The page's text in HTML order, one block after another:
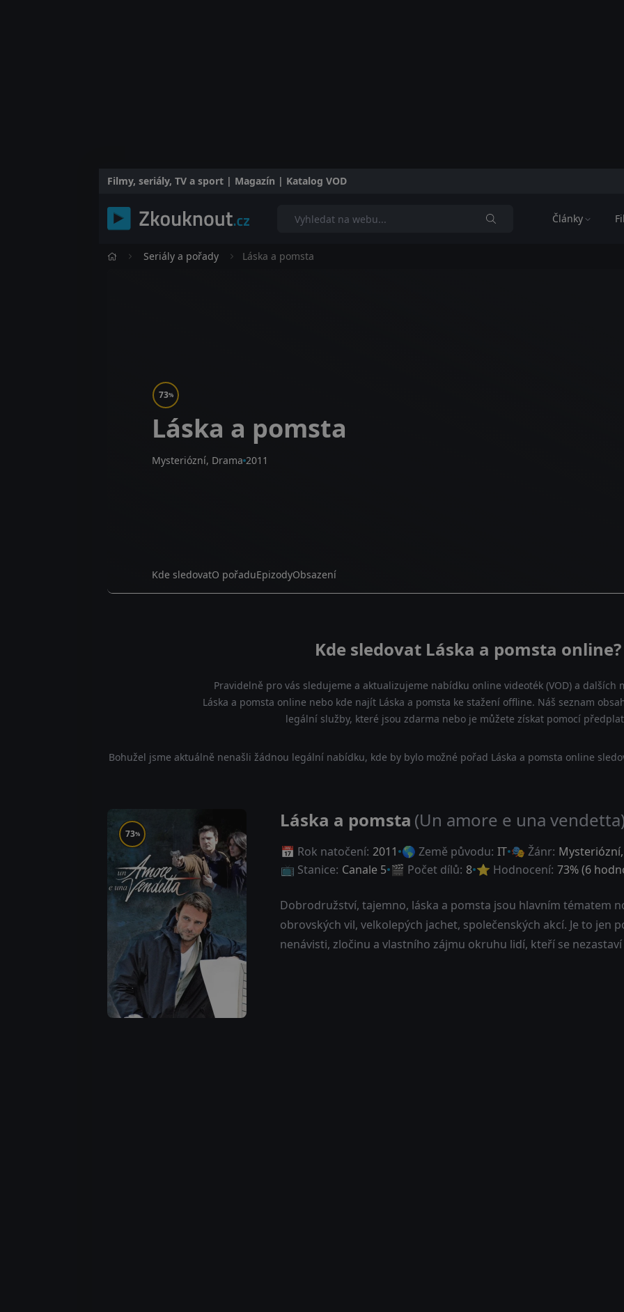
Filmy, seriály, TV a sport | Magazín | Katalog VOD
Články
Seriály a pořady Láska a pomsta
73%
Láska a pomsta
Mysteriózní, Drama 2011
Kde sledovatO pořaduEpizodyObsazení
Kde sledovat Láska a pomsta online?
Pravidelně pro vás sledujeme a aktualizujeme nabídku online videoték (VOD) a dalších
Láska a pomsta online nebo kde najít Láska a pomsta ke stažení offline. Náš seznam
legální služby, které jsou zdarma nebo je můžete získat pomocí
Bohužel jsme aktuálně nenašli žádnou legální nabídku, kde by bylo možné pořad Láska a pomsta online
73%
Láska a pomsta (Un amore e una vendetta)
📅 Rok natočení: 2011 🌎 Země původu: IT 🎭 Žánr: Mysteriózní,
📺 Stanice: Canale 5 🎬 Počet dílů: 8 ⭐ Hodnocení: 73% (6
Dobrodružství, tajemno, láska a pomsta jsou hlavním tématem
obrovských vil, velkolepých jachet, společenských akcí. Je to jen
nenávisti, zločinu a vlastního zájmu okruhu lidí, kteří se